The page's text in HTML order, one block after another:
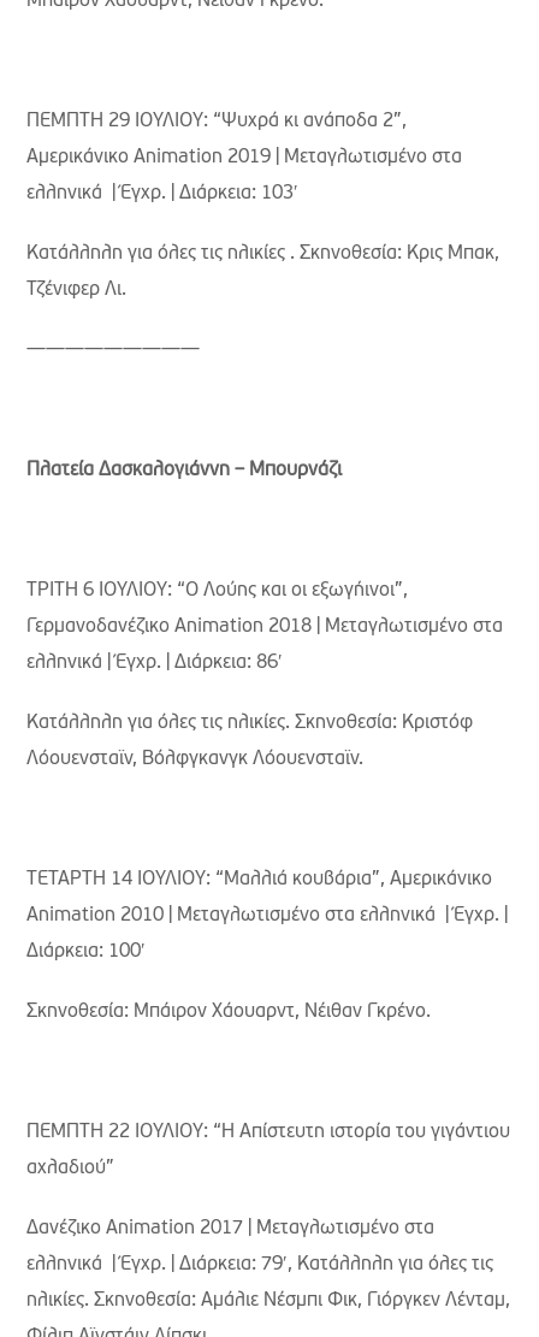
ΠΕΜΠΤΗ 29 ΙΟΥΛΙΟΥ: “Ψυχρά κι ανάποδα 2”,
Aμερικάνικο Animation 2019 | Μεταγλωτισμένο στα
ελληνικά | Έγχρ. | Διάρκεια: 103′
Κατάλληλη για όλες τις ηλικίες . Σκηνοθεσία: Κρις Μπακ,
Τζένιφερ Λι.
—————————
Πλατεία Δασκαλογιάννη – Μπουρνάζι
ΤΡΙΤΗ 6 ΙΟΥΛΙΟΥ: “Ο Λούης και οι εξωγήινοι”,
Γερμανοδανέζικο Animation 2018 | Μεταγλωτισμένο στα
ελληνικά | Έγχρ. | Διάρκεια: 86′
Κατάλληλη για όλες τις ηλικίες. Σκηνοθεσία: Κριστόφ
Λόουενσταϊν, Βόλφγκανγκ Λόουενσταϊν.
ΤΕΤΑΡΤΗ 14 ΙΟΥΛΙΟΥ: “Μαλλιά κουβάρια”, Aμερικάνικο
Animation 2010 | Μεταγλωτισμένο στα ελληνικά | Έγχρ. |
Διάρκεια: 100′
Σκηνοθεσία: Μπάιρον Χάουαρντ, Νέιθαν Γκρένο.
ΠΕΜΠΤΗ 22 ΙΟΥΛΙΟΥ: “Η Απίστευτη ιστορία του γιγάντιου
αχλαδιού”
Δανέζικο Animation 2017 | Μεταγλωτισμένο στα
ελληνικά | Έγχρ. | Διάρκεια: 79′, Κατάλληλη για όλες τις
ηλικίες. Σκηνοθεσία: Αμάλιε Νέσμπι Φικ, Γιόργκεν Λένταμ,